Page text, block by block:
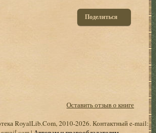
Поделиться
Оставить отзыв о книге
RoyalLib.Com, 2010-2026. Контактный e-mail: